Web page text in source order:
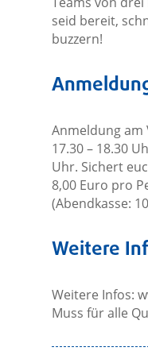
seid bereit,
buzzern!
Anmeldung am
17.30 – 18.30
Uhr. Sichert
8,00 Euro pro
(Abendkasse:
Weitere
Weitere Infos:
Muss für alle